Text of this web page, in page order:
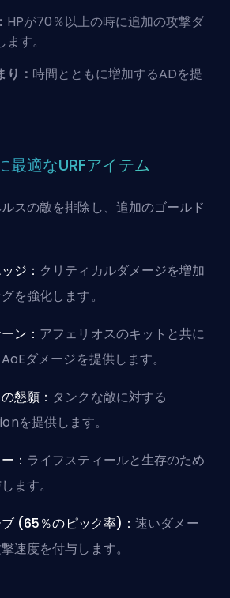
HPが70％以上の時に追加の攻撃ダ
す。
り： 時間とともに増加するADを提
最適なURFアイテム
スの敵を排除し、追加のゴールド
ジ： クリティカルダメージを増加
を強化します。
ン： アフェリオスのキットと共に
ダメージを提供します。
懇願： タンクな敵に対する
を提供します。
： ライフスティールと生存のため
ます。
(65％のピック率)：速いダメー
速度を付与します。